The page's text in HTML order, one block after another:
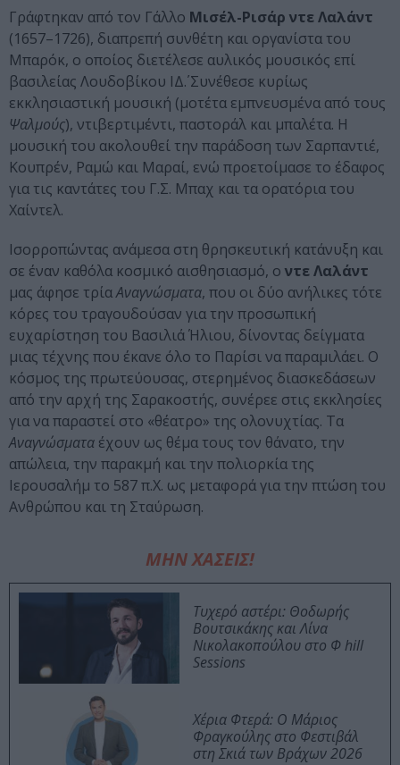
Γράφτηκαν από τον Γάλλο Μισέλ-Ρισάρ ντε Λαλάντ
(1657–1726), διαπρεπή συνθέτη και οργανίστα του
Μπαρόκ, ο οποίος διετέλεσε αυλικός μουσικός επί
βασιλείας Λουδοβίκου ΙΔ΄. Συνέθεσε κυρίως
εκκλησιαστική μουσική (μοτέτα εμπνευσμένα από τους
Ψαλμούς), ντιβερτιμέντι, παστοράλ και μπαλέτα. Η
μουσική του ακολουθεί την παράδοση των Σαρπαντιέ,
Κουπρέν, Ραμώ και Μαραί, ενώ προετοίμασε το έδαφος
για τις καντάτες του Γ.Σ. Μπαχ και τα ορατόρια του
Χαίντελ.
Ισορροπώντας ανάμεσα στη θρησκευτική κατάνυξη και
σε έναν καθόλα κοσμικό αισθησιασμό, ο ντε Λαλάντ
μας άφησε τρίαΑναγνώσματα, που οι δύο ανήλικες τότε
κόρες του τραγουδούσαν για την προσωπική
ευχαρίστηση του Βασιλιά Ήλιου, δίνοντας δείγματα
μιας τέχνης που έκανε όλο το Παρίσι να παραμιλάει. Ο
κόσμος της πρωτεύουσας, στερημένος διασκεδάσεων
από την αρχή της Σαρακοστής, συνέρεε στις εκκλησίες
για να παραστεί στο «θέατρο» της ολονυχτίας. Τα
Αναγνώσματα έχουν ως θέμα τους τον θάνατο, την
απώλεια, την παρακμή και την πολιορκία της
Ιερουσαλήμ το 587 π.Χ. ως μεταφορά για την πτώση του
Ανθρώπου και τη Σταύρωση.
ΜΗΝ ΧΑΣΕΙΣ!
Τυχερό αστέρι: Θοδωρής
Βουτσικάκης και Λίνα
Νικολακοπούλου στο Φ hill
Sessions
Χέρια Φτερά: Ο Μάριος
Φραγκούλης στο Φεστιβάλ
στη Σκιά των Βράχων 2026